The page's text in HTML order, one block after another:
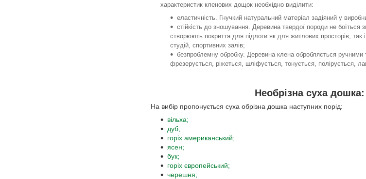
характеристик кленових дощок необхідно виділити:
еластичність. Гнучкий натуральний матеріал задіяний у
стійкість до зношування. Деревина твердої породи не
створюють покриття для підлоги як для житлових просторів,
студій, спортивних залів;
безпроблемну обробку. Деревина клена обробляється
фрезерується, ріжеться, шліфується, тонується, полірується,
Необрізна суха
На вибір пропонується суха обрізна дошка наступних порід:
вільха;
дуб;
горіх американський;
ясен;
бук;
горіх європейський;
черешня;